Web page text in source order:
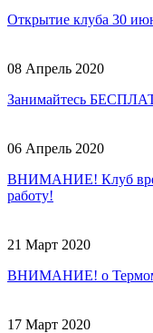
Открытие клуба 30
08 Апрель 2020
Занимайтесь
06 Апрель 2020
ВНИМАНИЕ! Клуб
работу!
21 Март 2020
ВНИМАНИЕ! о
17 Март 2020